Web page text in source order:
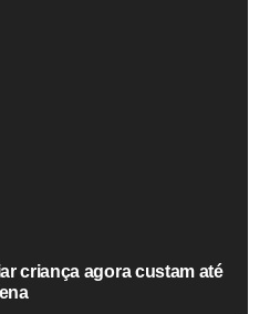
criança agora custam até